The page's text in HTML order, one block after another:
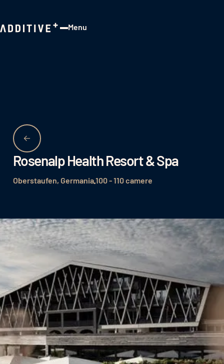
Menu
Rosenalp Health Resort & Spa
Oberstaufen, Germania100 - 110 camere